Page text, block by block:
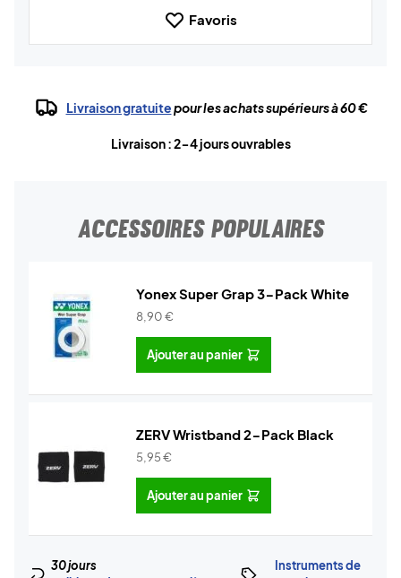
Favoris
Livraison gratuitepour les achats supérieurs à 60 €
Livraison : 2-4 jours ouvrables
ACCESSOIRES POPULAIRES
Yonex Super Grap 3-Pack White
8,90€
Ajouter au panier
ZERV Wristband 2-Pack Black
5,95€
Ajouter au panier
30 jours
Instruments de